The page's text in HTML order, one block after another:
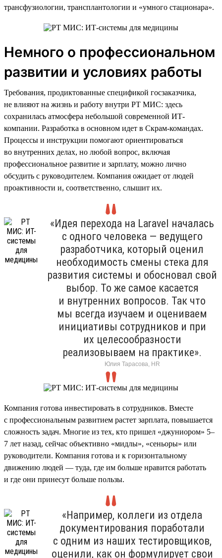
трансфузиологии, трансплантологии и «умного стационара».
Немного о профессиональном
развитии и условиях работы
Требования, продиктованные спецификой госзаказчика,
не влияют на жизнь и работу внутри РТ МИС: здесь
сохранилась атмосфера небольшой современной ИТ-
компании. Разработка в основном идет в Скрам-командах.
Процессы и инструкции помогают ориентироваться
во внутренних делах, но любой вопрос, включая
профессиональное развитие и зарплату, можно лично
обсудить с руководителем. Компания ожидает от людей
проактивности и, соответственно, слышит их.
«Идея перехода на Laravel началась
с одного человека — ведущего
разработчика, который оценил
необходимость смены стека для
развития системы и обосновал свой
выбор. То же самое касается
и внутренних вопросов. Так что
мы всегда изучаем и оцениваем
инициативы сотрудников и при
их целесообразности
реализовываем на практике».
Юлия Тарасова, HR
Компания готова инвестировать в сотрудников. Вместе
с профессиональным развитием растет зарплата, повышается
сложность задач. Многие из тех, кто пришел «джуниором» 5–
7 лет назад, сейчас объективно «мидлы», «сеньоры» или
руководители. Компания готова и к горизонтальному
движению людей — туда, где им больше нравится работать
и где они принесут больше пользы.
«Например, коллеги из отдела
документирования поработали
с одним из наших тестировщиков,
оценили, как он формулирует свои